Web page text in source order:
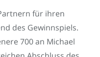
für ihren
des Gewinnspiels.
700 an Michael